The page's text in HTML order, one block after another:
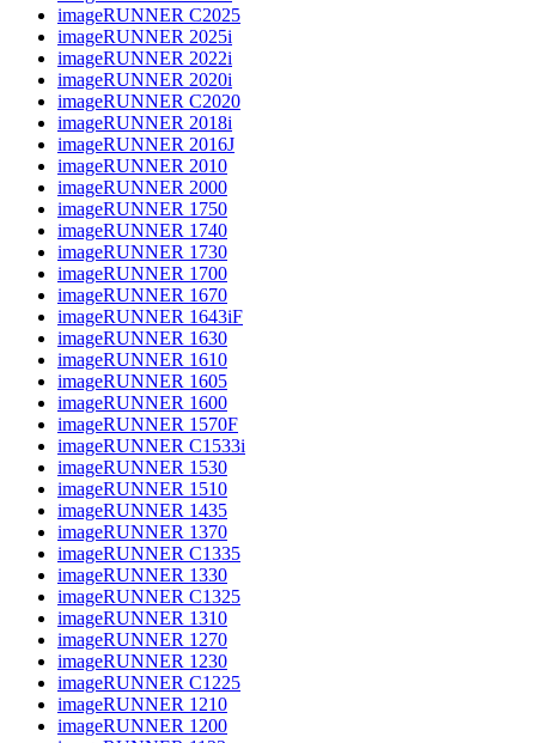
imageRUNNER C2025
imageRUNNER 2025i
imageRUNNER 2022i
imageRUNNER 2020i
imageRUNNER C2020
imageRUNNER 2018i
imageRUNNER 2016J
imageRUNNER 2010
imageRUNNER 2000
imageRUNNER 1750
imageRUNNER 1740
imageRUNNER 1730
imageRUNNER 1700
imageRUNNER 1670
imageRUNNER 1643iF
imageRUNNER 1630
imageRUNNER 1610
imageRUNNER 1605
imageRUNNER 1600
imageRUNNER 1570F
imageRUNNER C1533i
imageRUNNER 1530
imageRUNNER 1510
imageRUNNER 1435
imageRUNNER 1370
imageRUNNER C1335
imageRUNNER 1330
imageRUNNER C1325
imageRUNNER 1310
imageRUNNER 1270
imageRUNNER 1230
imageRUNNER C1225
imageRUNNER 1210
imageRUNNER 1200